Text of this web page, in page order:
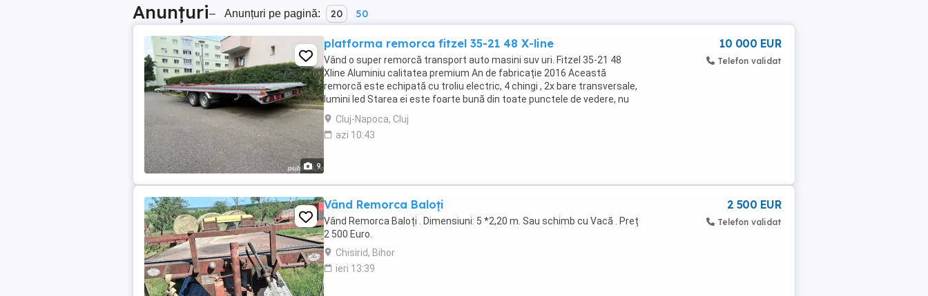
Anunțuri– Anunțuri pe pagină: 20 50
9
platforma remorca fitzel 35-21 48 X-line
Vând o super remorcă transport auto masini suv uri. Fitzel 35-21 48
Xline Aluminiu calitatea premium An de fabricație 2016 Această
remorcă este echipată cu troliu electric, 4 chingi , 2x bare transversale,
lumini led Starea ei este foarte bună din toate punctele de vedere, nu
este fisurată sau ruptă ...
Cluj-Napoca, Cluj
azi 10:43
10 000 EUR
Telefon validat
Vând Remorca Baloți
Vând Remorca Baloți . Dimensiuni: 5 *2,20 m. Sau schimb cu Vacă . Preț
2 500 Euro.
Chisirid, Bihor
ieri 13:39
2 500 EUR
Telefon validat